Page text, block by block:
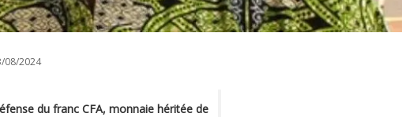
08/2024
du franc CFA, monnaie héritée de